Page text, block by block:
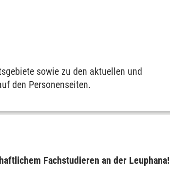
sowie zu den aktuellen und
den Personenseiten.
Fachstudieren an der Leuphana!